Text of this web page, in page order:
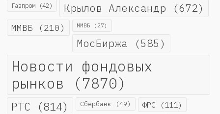
Газпром (42) Крылов Александр (672)
ММВБ (210) ММВБ (27)
МосБиржа (585)
Новости фондовых
рынков (7870)
РТС (814) Сбербанк (49) ФРС (111)